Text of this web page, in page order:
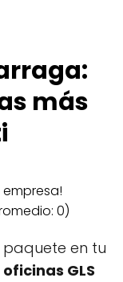
más
empresa!
0)
paquete en tu
GLS